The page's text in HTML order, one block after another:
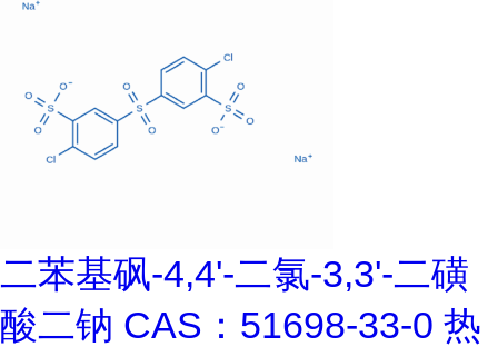
二苯基砜-4,4'-二氯-3,3'-二磺
酸二钠 CAS：51698-33-0 热